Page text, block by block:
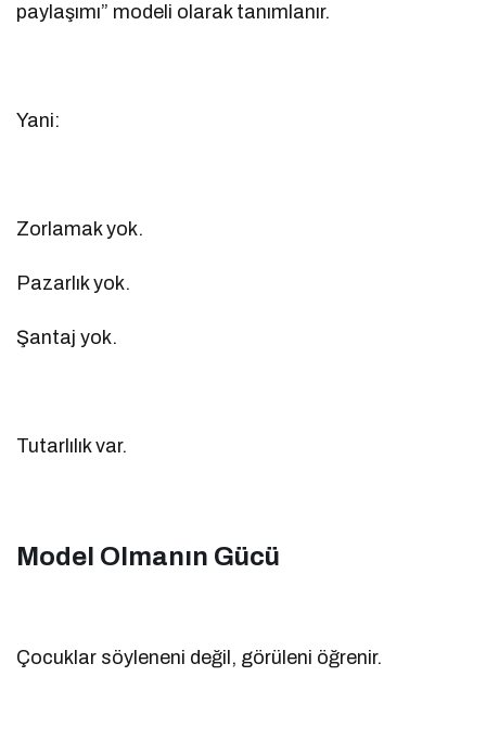
paylaşımı” modeli olarak tanımlanır.
Yani:
Zorlamak yok.
Pazarlık yok.
Şantaj yok.
Tutarlılık var.
Model Olmanın Gücü
Çocuklar söyleneni değil, görüleni öğrenir.